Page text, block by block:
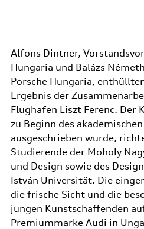
Alfons Dintner,
Hungaria und Balázs
Porsche Hungaria,
Ergebnis der
Flughafen Liszt Ferenc. Der
zu Beginn des
ausgeschrieben wurde,
Studierende der Moholy
und Design sowie des
István Universität. Die
die frische Sicht und die
jungen Kunstschaffenden
Premiummarke Audi in